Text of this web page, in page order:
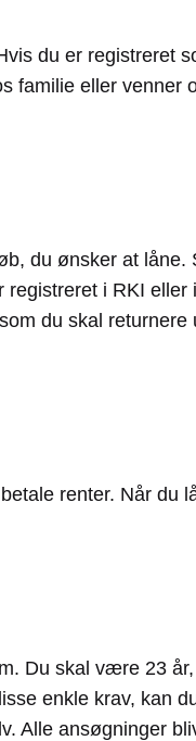
du er registreret
familie eller venner
du ønsker at låne.
i RKI
du skal
renter. Når du
Du skal være 23
enkle krav, kan
Alle ansøgninger